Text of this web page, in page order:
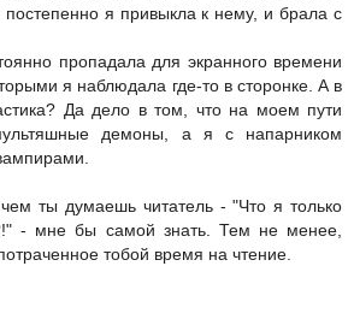
постепенно я привыкла к нему, и брала с
пропадала для экранного времени
я наблюдала где-то в сторонке. А в
Да дело в том, что на моем пути
демоны, а я с напарником
ты думаешь читатель - "Что я только
- мне бы самой знать. Тем не менее,
тобой время на чтение.